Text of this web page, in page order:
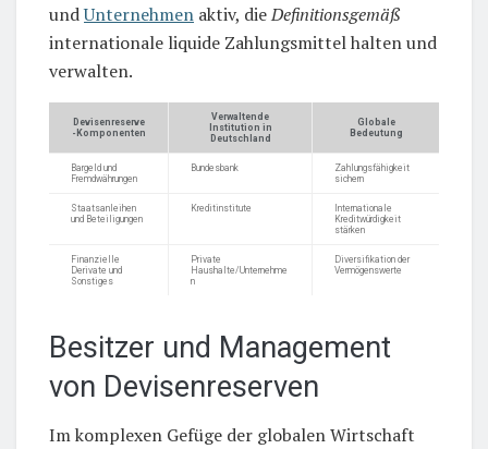
undUnternehmen aktiv, dieDefinitionsgemäß
internationale liquide Zahlungsmittel halten und
verwalten.
Devisenreserve
-Komponenten
Verwaltende
Institution in
Deutschland
Globale
Bedeutung
Bargeld und
Fremdwährungen
Bundesbank
Zahlungsfähigkeit
sichern
Staatsanleihen
und Beteiligungen
Kreditinstitute
Internationale
Kreditwürdigkeit
stärken
Finanzielle
Derivate und
Sonstiges
Private
Haushalte/Unternehme
n
Diversifikation der
Vermögenswerte
Besitzer und Management
von Devisenreserven
Im komplexen Gefüge der globalen Wirtschaft